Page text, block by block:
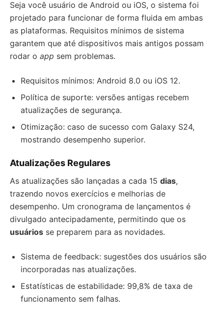
Seja você usuário de Android ou iOS, o sistema foi
projetado para funcionar de forma fluida em ambas
as plataformas. Requisitos mínimos de sistema
garantem que até dispositivos mais antigos possam
rodar o app sem problemas.
Requisitos mínimos: Android 8.0 ou iOS 12.
Política de suporte: versões antigas recebem
atualizações de segurança.
Otimização: caso de sucesso com Galaxy S24,
mostrando desempenho superior.
Atualizações Regulares
As atualizações são lançadas a cada 15 dias,
trazendo novos exercícios e melhorias de
desempenho. Um cronograma de lançamentos é
divulgado antecipadamente, permitindo que os
usuários se preparem para as novidades.
Sistema de feedback: sugestões dos usuários são
incorporadas nas atualizações.
Estatísticas de estabilidade: 99,8% de taxa de
funcionamento sem falhas.